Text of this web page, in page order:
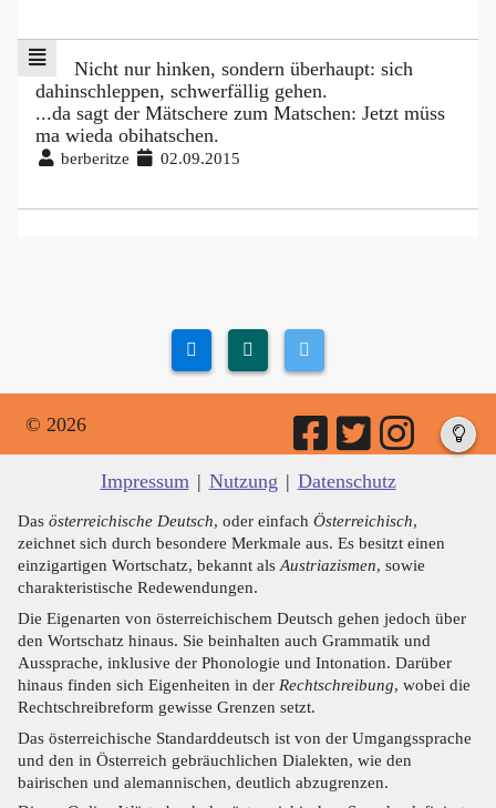
Nicht nur hinken, sondern überhaupt: sich
dahinschleppen, schwerfällig gehen.
...da sagt der Mätschere zum Matschen: Jetzt müss
ma wieda obihatschen.
berberitze 02.09.2015
© 2026
Impressum | Nutzung | Datenschutz
Das österreichische Deutsch, oder einfach Österreichisch,
zeichnet sich durch besondere Merkmale aus. Es besitzt einen
einzigartigen Wortschatz, bekannt als Austriazismen, sowie
charakteristische Redewendungen.
Die Eigenarten von österreichischem Deutsch gehen jedoch über
den Wortschatz hinaus. Sie beinhalten auch Grammatik und
Aussprache, inklusive der Phonologie und Intonation. Darüber
hinaus finden sich Eigenheiten in der Rechtschreibung, wobei die
Rechtschreibreform gewisse Grenzen setzt.
Das österreichische Standarddeutsch ist von der Umgangssprache
und den in Österreich gebräuchlichen Dialekten, wie den
bairischen und alemannischen, deutlich abzugrenzen.